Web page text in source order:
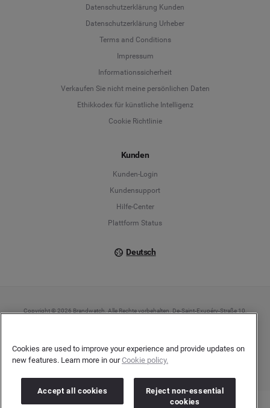
Datenschutzerklärung Kunden
Datenschutzerklärung Urheber
Terms and Conditions
Impressum
Informationssicherheit
Verkaufen Sie nicht meine persönlichen Daten
Ethikkodex für künstliche Intelligenz
Cookie Richtlinie
Kunden
Kunden-Login
Kundensupport
Hilfe-Center
Plattform Status
Deutsch
Deutsch
English
Copyright © 2026 Brandwatch. Alle Rechte vorbehalten. De-Saint-Exupéry-Straße 10,
Cookies are used to improve your experience and provide updates on
new features. Learn more in ourCookie policy.
Accept all cookies
Reject non-essential
cookies